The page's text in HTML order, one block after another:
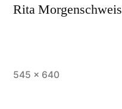
Rita
545 × 640